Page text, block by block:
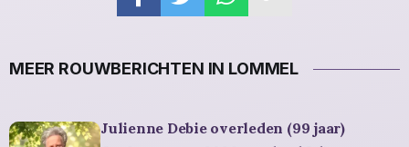
MEER ROUWBERICHTEN IN LOMMEL
Julienne Debie overleden (99 jaar)